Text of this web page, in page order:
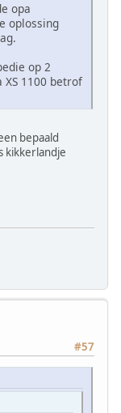
opa
oplossing
op 2
1100 betrof
bepaald
kikkerlandje
#57